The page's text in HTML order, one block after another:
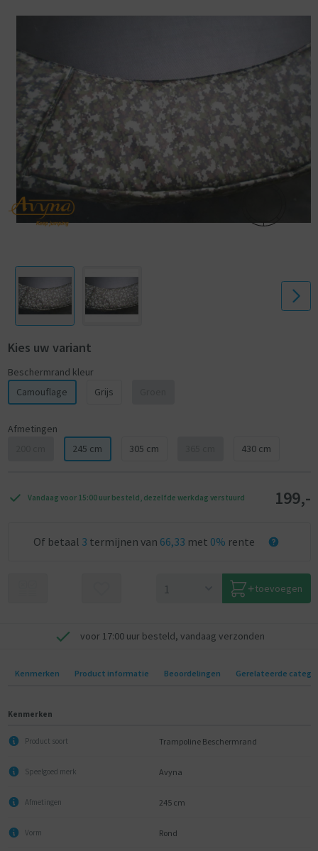
van hoge kwaliteit met een verwachte levensduur van 6 tot 8 jaar en
langer.
Kenmerken voorzien van extra dikke beschermrand (2.5 cm closed cell
foam) vervaardigd uit slijtvast 0,6 mm pvc materiaal De randen zijn
extra gesealed.
De breedte van de rand is 32 cm.
Kies uw variant
Beschermrand kleur
Camouflage
Grijs
Afmetingen
245 cm 305 cm 430 cm
Vandaag voor 15:00 uur besteld, dezelfde werkdag verstuurd 199,-
Of betaal 3 termijnen van 66,33 met 0% rente
toevoegen
voor 17:00 uur besteld, vandaag verzonden
Kenmerken Product informatie Beoordelingen Gerelateerde
Kenmerken
Product soort Trampoline Beschermrand
Speelgoed merk Avyna
Afmetingen 245 cm
Vorm Rond